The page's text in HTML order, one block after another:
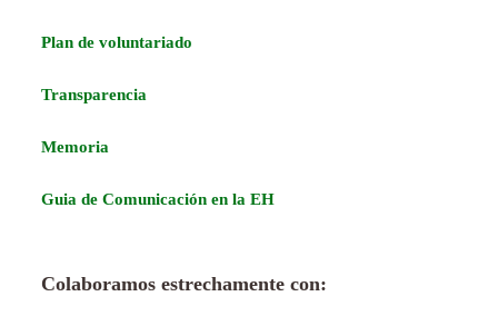
Plan de voluntariado
Transparencia
Memoria
Guia de Comunicación en la EH
Colaboramos estrechamente con: